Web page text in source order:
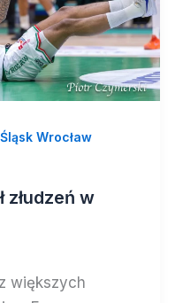
Śląsk Wrocław
złudzeń w
większych